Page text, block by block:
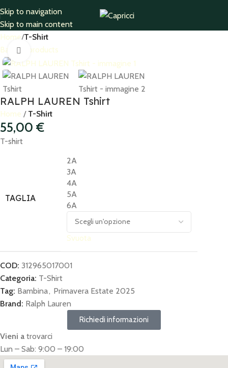
Skip to navigation
Skip to main content
Home T-Shirt
Back to products
Click to enlarge
RALPH LAUREN Tshirt
Home T-Shirt
55,00 €
T-shirt
TAGLIA
2A
3A
4A
5A
6A
Svuota
COD: 312965017001
Categoria: T-Shirt
Tag: Bambina, Primavera Estate 2025
Brand: Ralph Lauren
Richiedi informazioni
Vieni a trovarci
Lun – Sab: 9:00 – 19:00